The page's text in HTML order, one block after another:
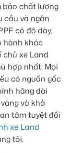
bảo chất lượng
cầu và ngân
có độ dày,
hành khác
chủ xe Land
hợp nhất. Mọi
có nguồn gốc
hãng dài
và khả
tâm tuyệt đối
xe Land
tôi.